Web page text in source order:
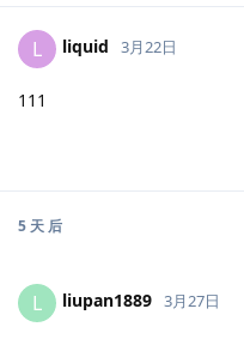
L liquid 3月22日
111
5 天 后
L liupan1889 3月27日